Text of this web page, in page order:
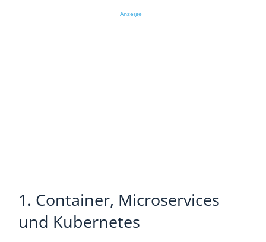
Anzeige
1. Container, Microservices
und Kubernetes